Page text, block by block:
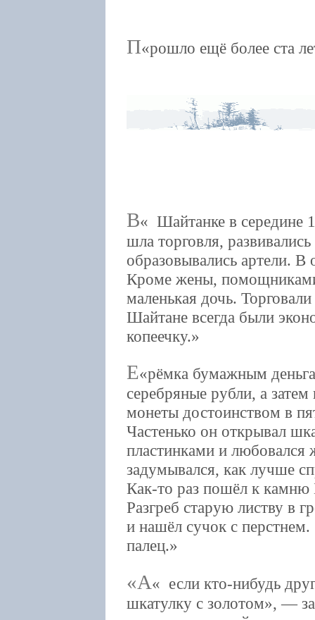
П рошло ещё более ста
В
Шайтанке в середине
шла торговля,
образовывались артели.
Кроме жены,
маленькая дочь.
Шайтане всегда были
копеечку.
Е рёмка бумажным
серебряные рубли, а
монеты достоинством в
Частенько он открывал
пластинками и
задумывался, как лучше
Как-то раз пошёл к камню
Разгреб старую листву в
и нашёл сучок с
палец.
«А
если кто-нибудь
шкатулку с золотом», —